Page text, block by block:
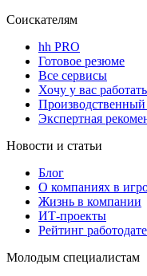
Соискателям
hh PRO
Готовое резюме
Все сервисы
Хочу у вас работать
Производственный
Экспертная
Новости и статьи
Блог
О компаниях в
Жизнь в компании
ИТ-проекты
Рейтинг
Молодым специалистам